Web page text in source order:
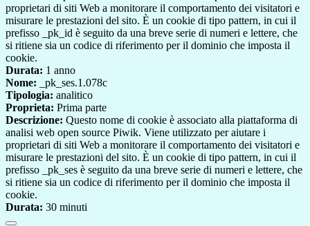
proprietari di siti Web a monitorare il comportamento dei visitatori e
misurare le prestazioni del sito. È un cookie di tipo pattern, in cui il
prefisso _pk_id è seguito da una breve serie di numeri e lettere, che
si ritiene sia un codice di riferimento per il dominio che imposta il
cookie.
Durata: 1 anno
Nome: _pk_ses.1.078c
Tipologia: analitico
Proprieta: Prima parte
Descrizione: Questo nome di cookie è associato alla piattaforma di
analisi web open source Piwik. Viene utilizzato per aiutare i
proprietari di siti Web a monitorare il comportamento dei visitatori e
misurare le prestazioni del sito. È un cookie di tipo pattern, in cui il
prefisso _pk_ses è seguito da una breve serie di numeri e lettere, che
si ritiene sia un codice di riferimento per il dominio che imposta il
cookie.
Durata: 30 minuti